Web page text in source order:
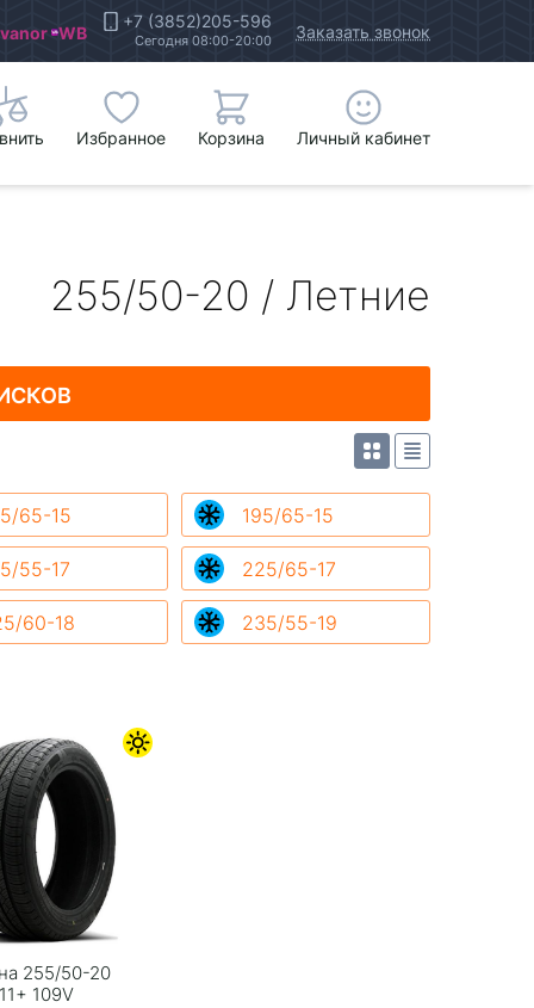
WB +7 (3852)205-596
Сегодня 08:00-20:00 Заказать звонок
Избранное Корзина Личный кабинет
255/50-20 / Летние
65-15 195/65-15
55-17 225/65-17
60-18 235/55-19
255/50-20
109V